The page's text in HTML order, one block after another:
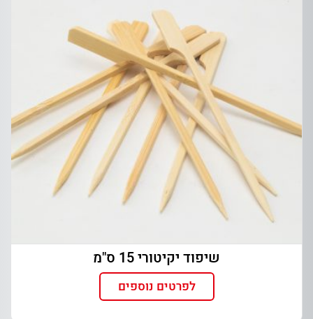
שיפוד יקיטורי 15 ס"מ
לפרטים נוספים